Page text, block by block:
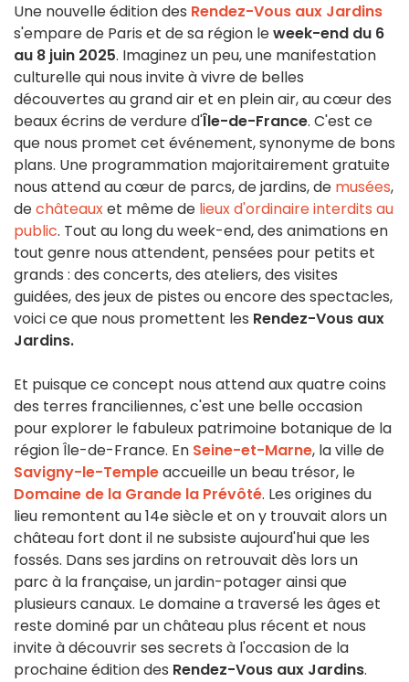
Une nouvelle édition des Rendez-Vous aux Jardins
s'empare de Paris et de sa région leweek-end du 6
au 8 juin 2025. Imaginez un peu, une manifestation
culturelle qui nous invite à vivre de belles
découvertes au grand air et en plein air, au cœur des
beaux écrins de verdure d'Île-de-France. C'est ce
que nous promet cet événement, synonyme de bons
plans. Une programmation majoritairement gratuite
nous attend au cœur de parcs, de jardins, de musées,
dechâteauxet même de lieux d'ordinaire interdits au
public. Tout au long du week-end, des animations en
tout genre nous attendent, pensées pour petits et
grands : des concerts, des ateliers, des visites
guidées, des jeux de pistes ou encore des spectacles,
voici ce que nous promettent les Rendez-Vous aux
Jardins.
Et puisque ce concept nous attend aux quatre coins
des terres franciliennes, c'est une belle occasion
pour explorer le fabuleux patrimoine botanique de la
région Île-de-France. En Seine-et-Marne, la ville de
Savigny-le-Templeaccueille un beau trésor, le
Domaine de la Grande la Prévôté. Les origines du
lieu remontent au 14e siècle et on y trouvait alors un
château fort dont il ne subsiste aujourd'hui que les
fossés. Dans ses jardins on retrouvait dès lors un
parc à la française, un jardin-potager ainsi que
plusieurs canaux. Le domaine a traversé les âges et
reste dominé par un château plus récent et nous
invite à découvrir ses secrets à l'occasion de la
prochaine édition des Rendez-Vous aux Jardins.